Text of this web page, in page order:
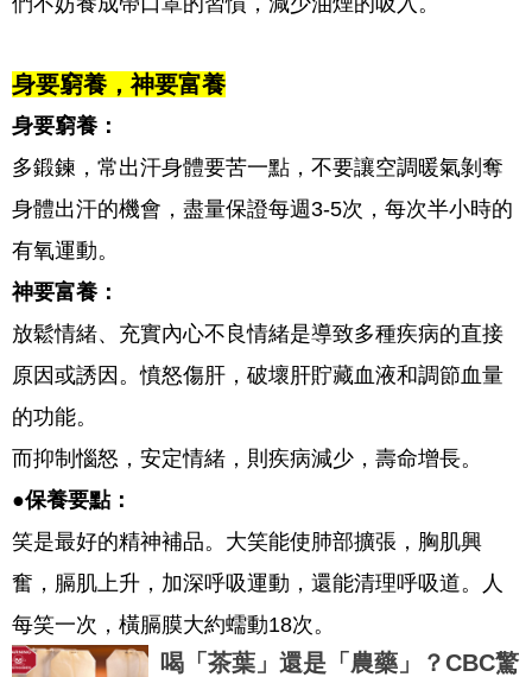
身要窮養，神要富養
身要窮養：
多鍛鍊，常出汗身體要苦一點，不要讓空調暖氣剝奪
身體出汗的機會，盡量保證每週3-5次，每次半小時的
有氧運動。
神要富養：
放鬆情緒、充實內心不良情緒是導致多種疾病的直接
原因或誘因。憤怒傷肝，破壞肝貯藏血液和調節血量
的功能。
而抑制惱怒，安定情緒，則疾病減少，壽命增長。
●保養要點：
笑是最好的精神補品。大笑能使肺部擴張，胸肌興
奮，膈肌上升，加深呼吸運動，還能清理呼吸道。人
每笑一次，橫膈膜大約蠕動18次。
喝「茶葉」還是「農藥」？CBC驚